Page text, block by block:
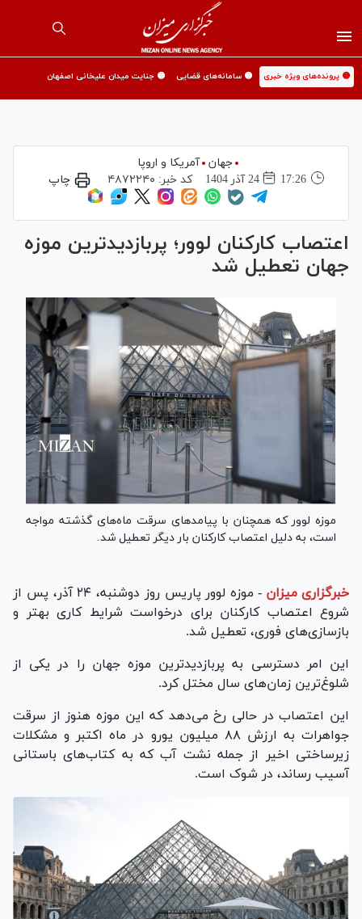
🟡 پرونده‌های ویژه خبری 🟡 سامانه‌های قضایی 🟡 جنایت میدان علیخانی اصفهان
جهان
آمریکا و اروپا
17:26
24 آذر 1404 کد خبر: ۴۸۷۲۲۴۰ چاپ
اعتصاب کارکنان لوور؛ پربازدیدترین موزه
جهان تعطیل شد
موزه لوور که همچنان با پیامدهای سرقت ماه‌های گذشته مواجه
است، به دلیل اعتصاب کارکنان بار دیگر تعطیل شد.
خبرگزاری میزان -
موزه لوور پاریس روز دوشنبه، ۲۴ آذر، پس از
شروع اعتصاب کارکنان برای درخواست شرایط کاری بهتر و
بازسازی‌های فوری، تعطیل شد.
این امر دسترسی به پربازدیدترین موزه جهان را در یکی از
شلوغ‌ترین زمان‌های سال مختل کرد.
این اعتصاب در حالی رخ می‌دهد که این موزه هنوز از سرقت
جواهرات به ارزش ۸۸ میلیون یورو در ماه اکتبر و مشکلات
زیرساختی اخیر از جمله نشت آب که به کتاب‌های باستانی
آسیب رساند، در شوک است.